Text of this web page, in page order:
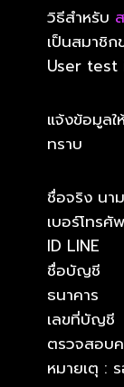
วิธีสำหรับ
เป็นสมาชิก
User test
แจ้งข้อมูล
ทราบ
ชื่อจริง นา
เบอร์โทร
ID LINE
ชื่อบัญชี
ธนาคาร
เลขที่บัญชี
ตรวจสอบ
หมายเตุ :